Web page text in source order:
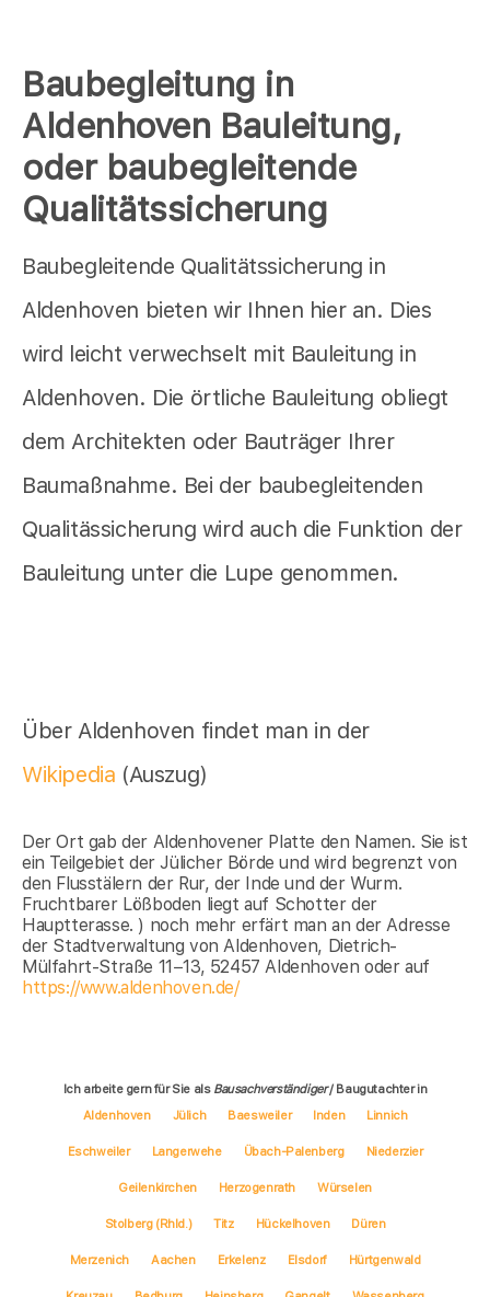
Baubegleitung in
Aldenhoven Bauleitung,
oder baubegleitende
Qualitätssicherung
Baubegleitende Qualitätssicherung in
Aldenhoven bieten wir Ihnen hier an. Dies
wird leicht verwechselt mit Bauleitung in
Aldenhoven. Die örtliche Bauleitung obliegt
dem Architekten oder Bauträger Ihrer
Baumaßnahme. Bei der baubegleitenden
Qualitässicherung wird auch die Funktion der
Bauleitung unter die Lupe genommen.
Über Aldenhoven findet man in der
Wikipedia (Auszug)
Der Ort gab der Aldenhovener Platte den Namen. Sie ist
ein Teilgebiet der Jülicher Börde und wird begrenzt von
den Flusstälern der Rur, der Inde und der Wurm.
Fruchtbarer Lößboden liegt auf Schotter der
Hauptterasse. ) noch mehr erfärt man an der Adresse
der Stadtverwaltung von Aldenhoven, Dietrich-
Mülfahrt-Straße 11−13, 52457 Aldenhoven oder auf
https://www.aldenhoven.de/
Ich arbeite gern für Sie als Bausachverständiger/ Baugutachter in
Aldenhoven
Jülich Baesweiler Inden Linnich
Eschweiler Langerwehe Übach-Palenberg Niederzier
Geilenkirchen Herzogenrath Würselen
Stolberg (Rhld.) Titz Hückelhoven Düren
Merzenich Aachen Erkelenz Elsdorf Hürtgenwald